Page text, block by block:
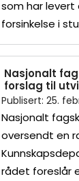
som har levert
forsinkelse i
Nasjonalt
forslag til
Publisert: 25.
Nasjonalt
oversendt en
rådet foreslår